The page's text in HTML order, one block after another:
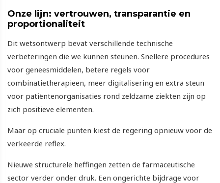
Onze lijn: vertrouwen, transparantie en
proportionaliteit
Dit wetsontwerp bevat verschillende technische
verbeteringen die we kunnen steunen. Snellere procedures
voor geneesmiddelen, betere regels voor
combinatietherapieën, meer digitalisering en extra steun
voor patiëntenorganisaties rond zeldzame ziekten zijn op
zich positieve elementen.
Maar op cruciale punten kiest de regering opnieuw voor de
verkeerde reflex.
Nieuwe structurele heffingen zetten de farmaceutische
sector verder onder druk. Een ongerichte bijdrage voor